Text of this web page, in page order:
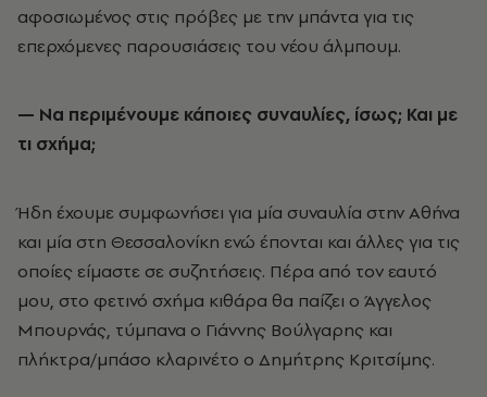
αφοσιωμένος στις πρόβες με την μπάντα για τις
επερχόμενες παρουσιάσεις του νέου άλμπουμ.
— Να περιμένουμε κάποιες συναυλίες, ίσως; Και με
τι σχήμα;
Ήδη έχουμε συμφωνήσει για μία συναυλία στην Αθήνα
και μία στη Θεσσαλονίκη ενώ έπονται και άλλες για τις
οποίες είμαστε σε συζητήσεις. Πέρα από τον εαυτό
μου, στο φετινό σχήμα κιθάρα θα παίζει ο Άγγελος
Μπουρνάς, τύμπανα ο Γιάννης Βούλγαρης και
πλήκτρα/μπάσο κλαρινέτο ο Δημήτρης Κριτσίμης.